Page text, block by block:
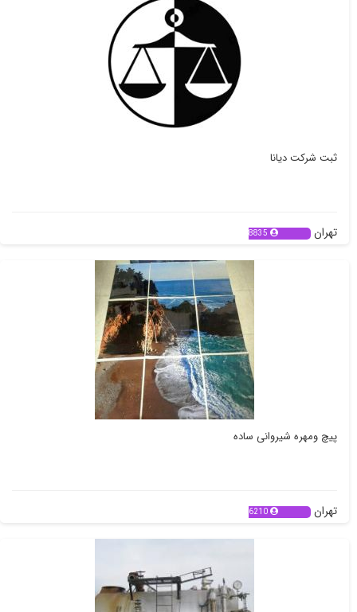
ثبت شرکت دیانا
تهران 8835
پیچ ومهره شیروانی ساده
تهران 6210